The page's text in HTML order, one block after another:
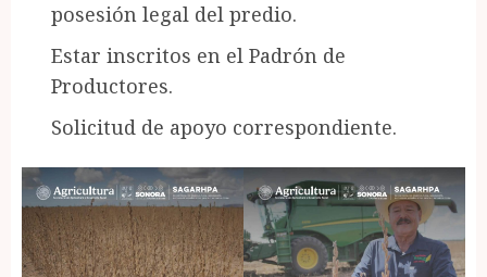
posesión legal del predio.
Estar inscritos en el Padrón de
Productores.
Solicitud de apoyo correspondiente.